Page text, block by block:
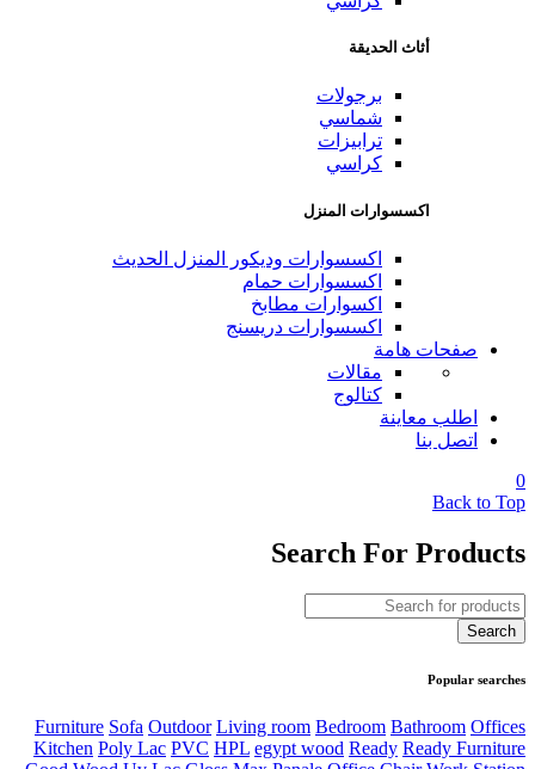
أثاث الحديقة
برجولات
شماسي
ترابيزات
كراسي
اكسسوارات المنزل
اكسسوارات وديكور المنزل الحديث
اكسسوارات حمام
اكسوارات مطابخ
اكسسوارات دريسنج
صفحات هامة
مقالات
كتالوج
اطلب معاينة
اتصل بنا
0
Back to Top
Search For Products
Popular searches
Furniture Sofa Outdoor Living room Bedroom Bathroom Offices
Kitchen Poly Lac PVC HPL egypt wood Ready Ready Furniture